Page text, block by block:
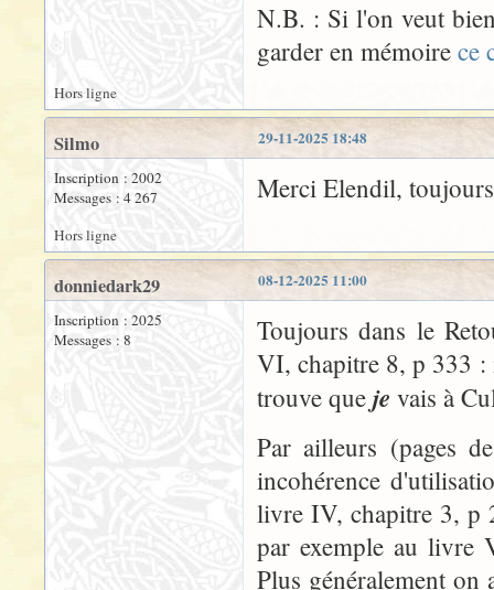
N.B. : Si l'on veut
garder en mémoire ce
Hors ligne
29-11-2025 18:48
Silmo
Inscription : 2002
Messages : 4 267
Merci Elendil,
Hors ligne
08-12-2025 11:00
donniedark29
Inscription : 2025
Messages : 8
Toujours dans le
VI, chapitre 8, p 333 :
trouve que je vais à
Par ailleurs (pages
incohérence
livre IV, chapitre 3, p
par exemple au livre
Plus généralement